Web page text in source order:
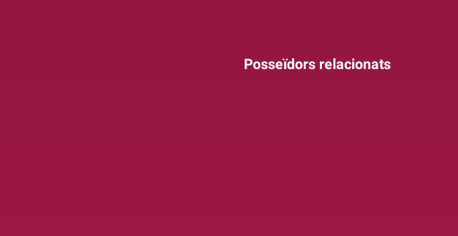
Posseïdors relacionats